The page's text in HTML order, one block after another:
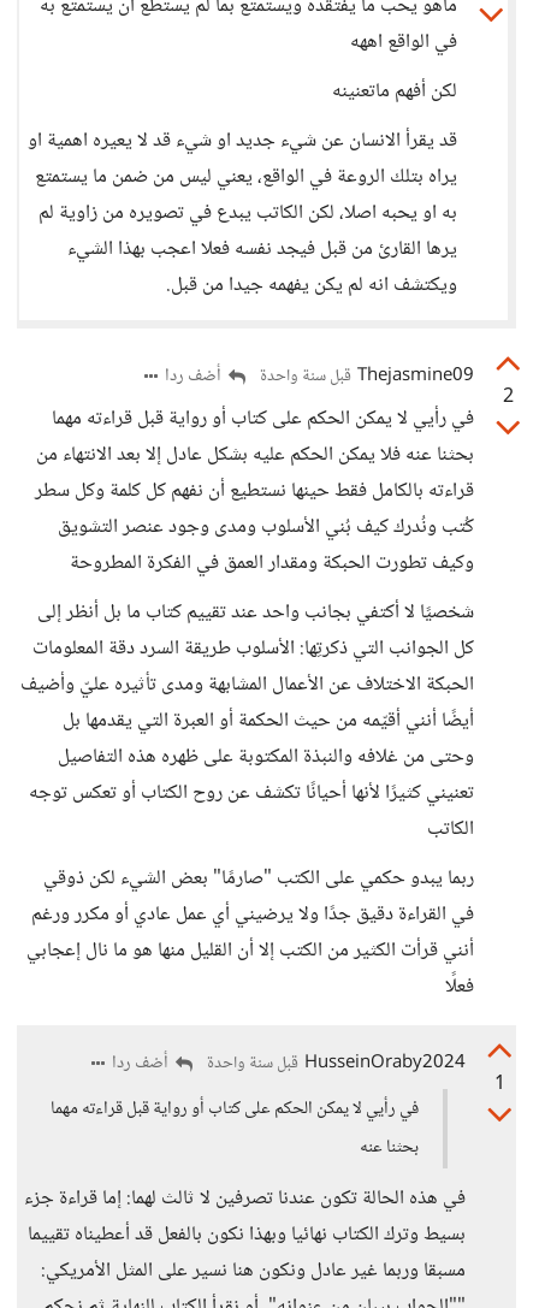
في الواقع اههه
لكن أفهم ماتعنينه
قد يقرأ الانسان عن شيء جديد او شيء قد لا يعيره اهمية او
يراه بتلك الروعة في الواقع، يعني ليس من ضمن ما يستمتع
به او يحبه اصلا، لكن الكاتب يبدع في تصويره من زاوية لم
يرها القارئ من قبل فيجد نفسه فعلا اعجب بهذا الشيء
ويكتشف انه لم يكن يفهمه جيدا من قبل.
2
Thejasmine09 قبل سنة واحدة أضف ردا
في رأيي لا يمكن الحكم على كتاب أو رواية قبل قراءته مهما
بحثنا عنه فلا يمكن الحكم عليه بشكل عادل إلا بعد الانتهاء من
قراءته بالكامل فقط حينها نستطيع أن نفهم كل كلمة وكل سطر
كُتب ونُدرك كيف بُني الأسلوب ومدى وجود عنصر التشويق
وكيف تطورت الحبكة ومقدار العمق في الفكرة المطروحة
شخصيًا لا أكتفي بجانب واحد عند تقييم كتاب ما بل أنظر إلى
كل الجوانب التي ذكرتِها: الأسلوب طريقة السرد دقة المعلومات
الحبكة الاختلاف عن الأعمال المشابهة ومدى تأثيره عليّ وأضيف
أيضًا أنني أقيّمه من حيث الحكمة أو العبرة التي يقدمها بل
وحتى من غلافه والنبذة المكتوبة على ظهره هذه التفاصيل
تعنيني كثيرًا لأنها أحيانًا تكشف عن روح الكتاب أو تعكس توجه
الكاتب
ربما يبدو حكمي على الكتب "صارمًا" بعض الشيء لكن ذوقي
في القراءة دقيق جدًا ولا يرضيني أي عمل عادي أو مكرر ورغم
أنني قرأت الكثير من الكتب إلا أن القليل منها هو ما نال إعجابي
فعلًا
1
HusseinOraby2024 قبل سنة واحدة
أضف ردا
في رأيي لا يمكن الحكم على كتاب أو رواية قبل قراءته مهما
بحثنا عنه
في هذه الحالة تكون عندنا تصرفين لا ثالث لهما: إما قراءة جزء
بسيط وترك الكتاب نهائيا وبهذا نكون بالفعل قد أعطيناه تقييما
مسبقا وربما غير عادل ونكون هنا نسير على المثل الأمريكي: